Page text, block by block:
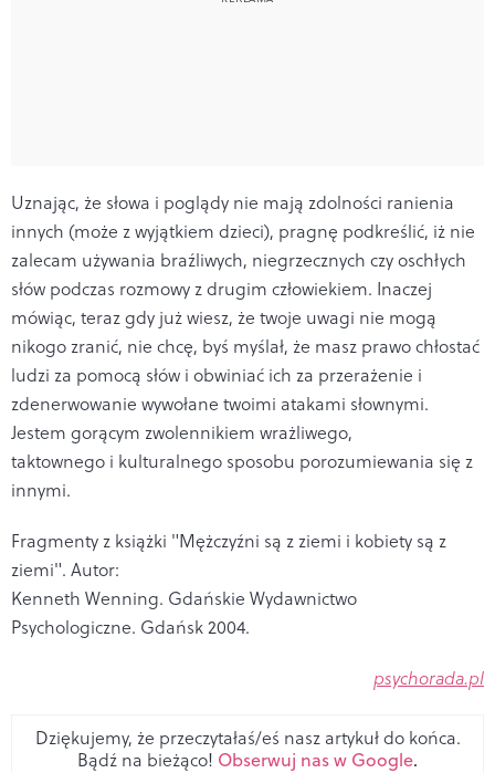
Uznając, że słowa i poglądy nie mają zdolności ra­nienia
innych (może z wyjątkiem dzieci), pragnę podkreś­lić, iż nie
zalecam używania braźliwych, niegrzecznych czy oschłych
słów podczas rozmowy z drugim człowie­kiem. Inaczej
mówiąc, teraz gdy już wiesz, że twoje uwagi nie mogą
nikogo zranić, nie chcę, byś myślał, że masz prawo chłostać
ludzi za pomocą słów i obwiniać ich za przerażenie i
zdenerwowanie wywołane twoimi ataka­mi słownymi.
Jestem gorącym zwolennikiem wrażliwego,
taktownego i kulturalnego sposobu porozumiewania się z
innymi.
Fragmenty z książki "Mężczyźni są z ziemi i kobiety są z
ziemi". Autor:
Kenneth Wenning. Gdańskie Wydawnictwo
Psychologiczne. Gdańsk 2004.
psychorada.pl
Dziękujemy, że przeczytałaś/eś nasz artykuł do końca.
Bądź na bieżąco! Obserwuj nas w Google.